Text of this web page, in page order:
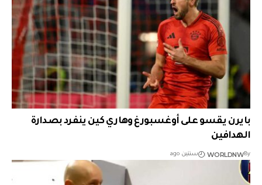
بايرن يقسو على أوغسبورغ وهاري كين ينفرد بصدارة
الهدافين
By
WORLDNW سنتين ago